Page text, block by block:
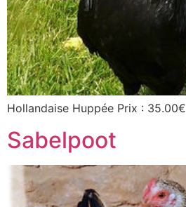
Hollandaise Huppée Prix : 35.00€
Sabelpoot